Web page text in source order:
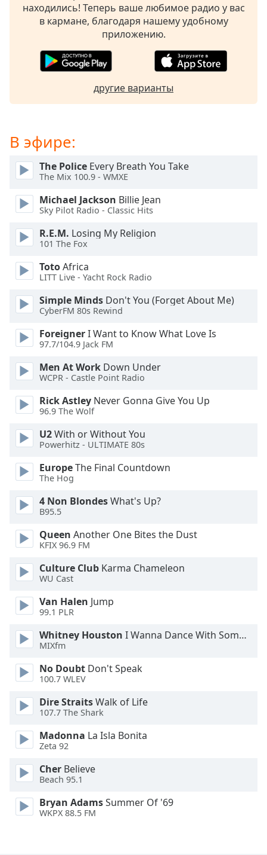
the
Text
Color
Opacity
Text
Background
Opacity
Caption
Area
Color
Opacity
Font
Size
Text
Edge
Style
Font
Done
Modal
Dialog
End
dialog
находились! Теперь ваше любимое радио у вас
в кармане, благодаря нашему удобному
приложению.
другие варианты
В эфире:
The Police Every Breath You Take
The Mix 100.9 - WMXE
Michael Jackson Billie Jean
Sky Pilot Radio - Classic Hits
R.E.M. Losing My Religion
101 The Fox
TotoAfrica
LITT Live - Yacht Rock Radio
Simple Minds Don't You (Forget About Me)
CyberFM 80s Rewind
ForeignerI Want to Know What Love Is
97.7/104.9 Jack FM
Men At Work Down Under
WCPR - Castle Point Radio
Rick Astley Never Gonna Give You Up
96.9 The Wolf
U2With or Without You
Powerhitz - ULTIMATE 80s
EuropeThe Final Countdown
The Hog
4 Non BlondesWhat's Up?
B95.5
Queen Another One Bites the Dust
KFIX 96.9 FM
Culture Club Karma Chameleon
WU Cast
Van Halen Jump
99.1 PLR
Whitney Houston I Wanna Dance With Somebody
MIXfm
No Doubt Don't Speak
100.7 WLEV
Dire StraitsWalk of Life
107.7 The Shark
Madonna La Isla Bonita
Zeta 92
Cher Believe
Beach 95.1
Bryan AdamsSummer Of '69
WKPX 88.5 FM